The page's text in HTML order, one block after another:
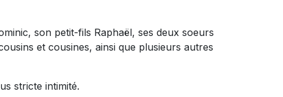
son petit-fils Raphaël, ses deux soeurs
et cousines, ainsi que plusieurs autres
stricte intimité.